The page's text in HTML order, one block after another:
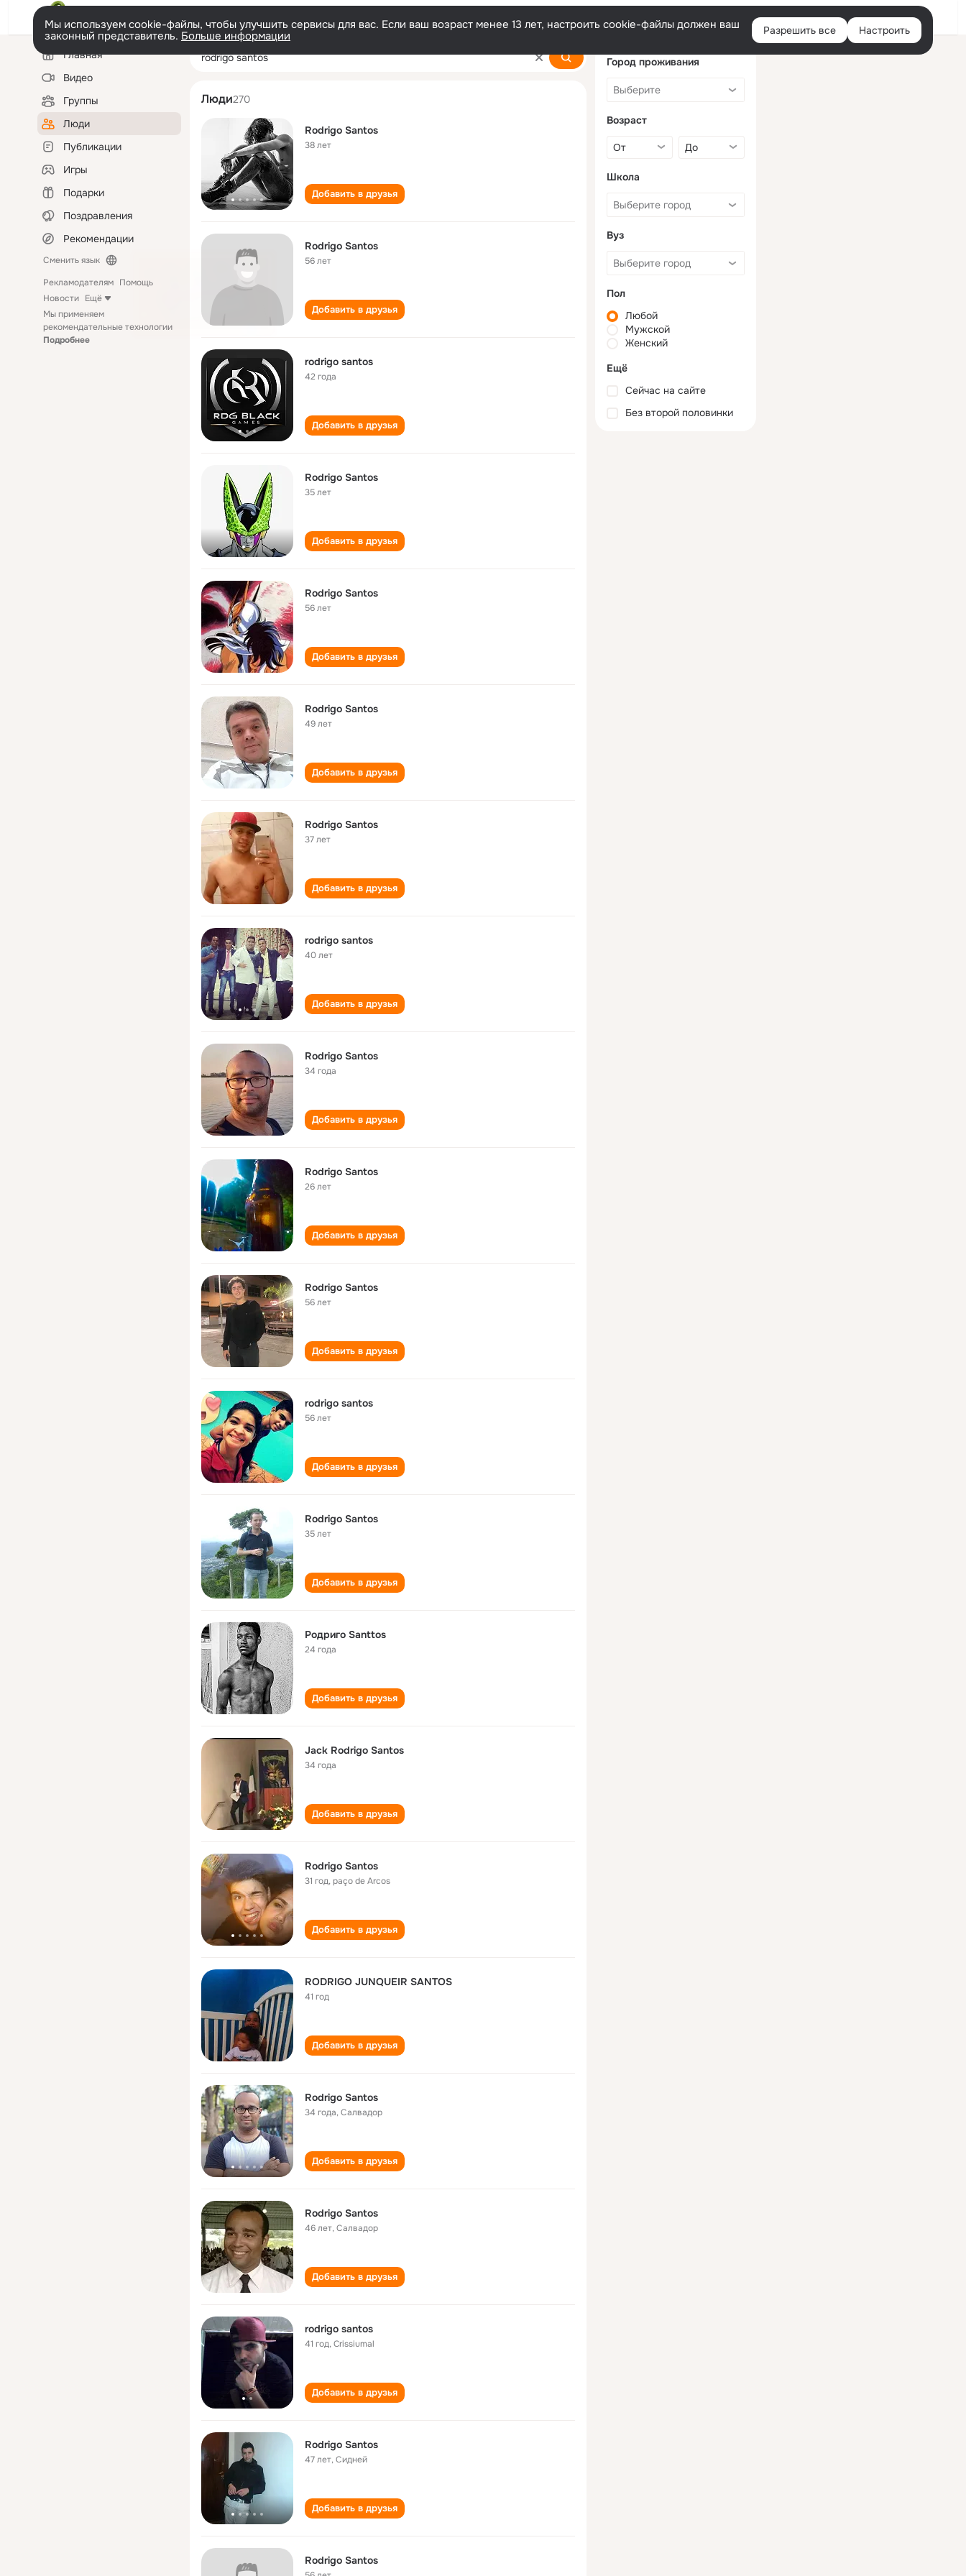
Войти
Мы используем cookie-файлы, чтобы улучшить сервисы для вас. Если ваш возраст менее 13 лет, настроить cookie-файлы должен ваш
законный представитель. Больше информации Разрешить все Настроить
Левая
колонкаГлавная
Видео
Группы
Люди
Публикации
Игры
Подарки
Поздравления
Рекомендации
Сменить язык
Рекламодателям Помощь
Новости Ещё
Мы применяем
рекомендательные технологии
Подробнее
rodrigo santos
Люди270
Rodrigo Santos
38 лет
Добавить в друзья
Rodrigo Santos
56 лет
Добавить в друзья
rodrigo santos
42 года
Добавить в друзья
Rodrigo Santos
35 лет
Добавить в друзья
Rodrigo Santos
56 лет
Добавить в друзья
Rodrigo Santos
49 лет
Добавить в друзья
Rodrigo Santos
37 лет
Добавить в друзья
rodrigo santos
40 лет
Добавить в друзья
Rodrigo Santos
34 года
Добавить в друзья
Rodrigo Santos
26 лет
Добавить в друзья
Rodrigo Santos
56 лет
Добавить в друзья
rodrigo santos
56 лет
Добавить в друзья
Rodrigo Santos
35 лет
Добавить в друзья
Родриго Santtos
24 года
Добавить в друзья
Jack Rodrigo Santos
34 года
Добавить в друзья
Rodrigo Santos
31 год,paço de Arcos
Добавить в друзья
RODRIGO JUNQUEIR SANTOS
41 год
Добавить в друзья
Rodrigo Santos
34 года,Салвадор
Добавить в друзья
Rodrigo Santos
46 лет,Салвадор
Добавить в друзья
rodrigo santos
41 год,Crissiumal
Добавить в друзья
Rodrigo Santos
47 лет,Сидней
Добавить в друзья
Rodrigo Santos
Город проживания
Возраст
Школа
Вуз
Пол
Любой
Мужской
Женский
Ещё
Сейчас на сайте
Без второй половинки